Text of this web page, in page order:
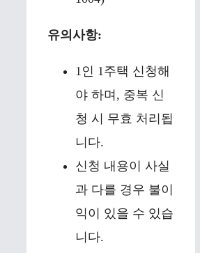
유의사항:
1인 1주택 신청해
야 하며, 중복 신
청 시 무효 처리됩
니다.
신청 내용이 사실
과 다를 경우 불이
익이 있을 수 있습
니다.